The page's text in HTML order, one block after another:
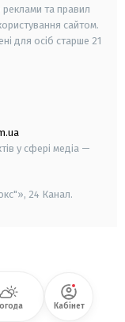
реклами та правил
сайтом.
для осіб старше 21
у сфері медіа —
24 Канал.
Кабінет